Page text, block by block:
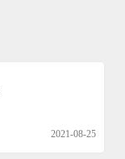
2021-08-25